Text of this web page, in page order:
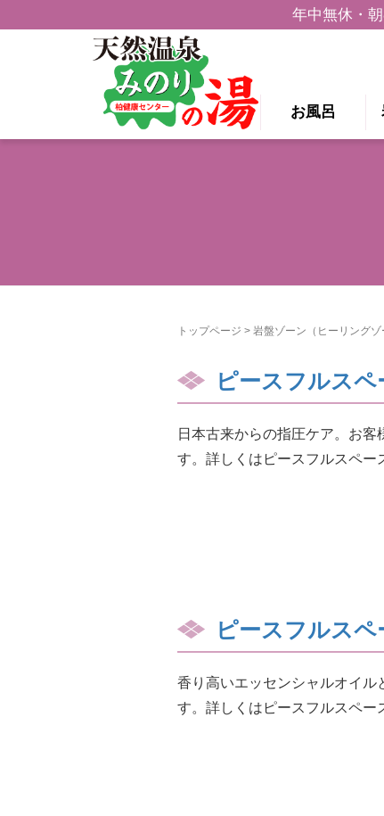
年中無休・
お風呂
トップページ >岩盤ゾーン（ヒーリングゾ
ピースフルス
日本古来からの指圧ケア。お
す。詳しくはピースフルスペ
ピースフルス
香り高いエッセンシャルオイ
す。詳しくはピースフルスペ